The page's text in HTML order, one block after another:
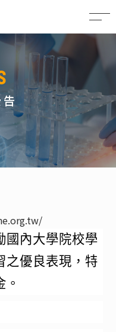
國內大學院校學
之優良表現，特